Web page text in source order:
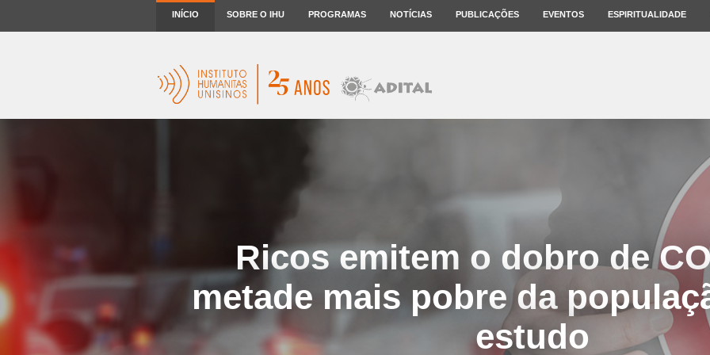
INÍCIO SOBRE O IHU PROGRAMAS NOTÍCIAS PUBLICAÇÕES EVENTOS ESPIRITUALIDADE
Ricos emitem o dobro de
metade mais pobre da
estudo